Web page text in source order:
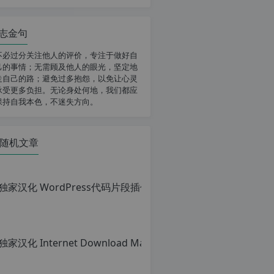
金句
必过分关注他人的评价，专注于做好自
的事情；无需顾及他人的眼光，坚定地
自己的路；避免过多抱怨，以免让心灵
受更多负担。无论身处何地，我们都应
持自我本色，不迷失方向。
随机文章